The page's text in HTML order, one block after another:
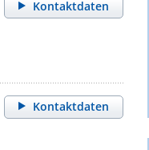
Kontaktdaten
Kontaktdaten